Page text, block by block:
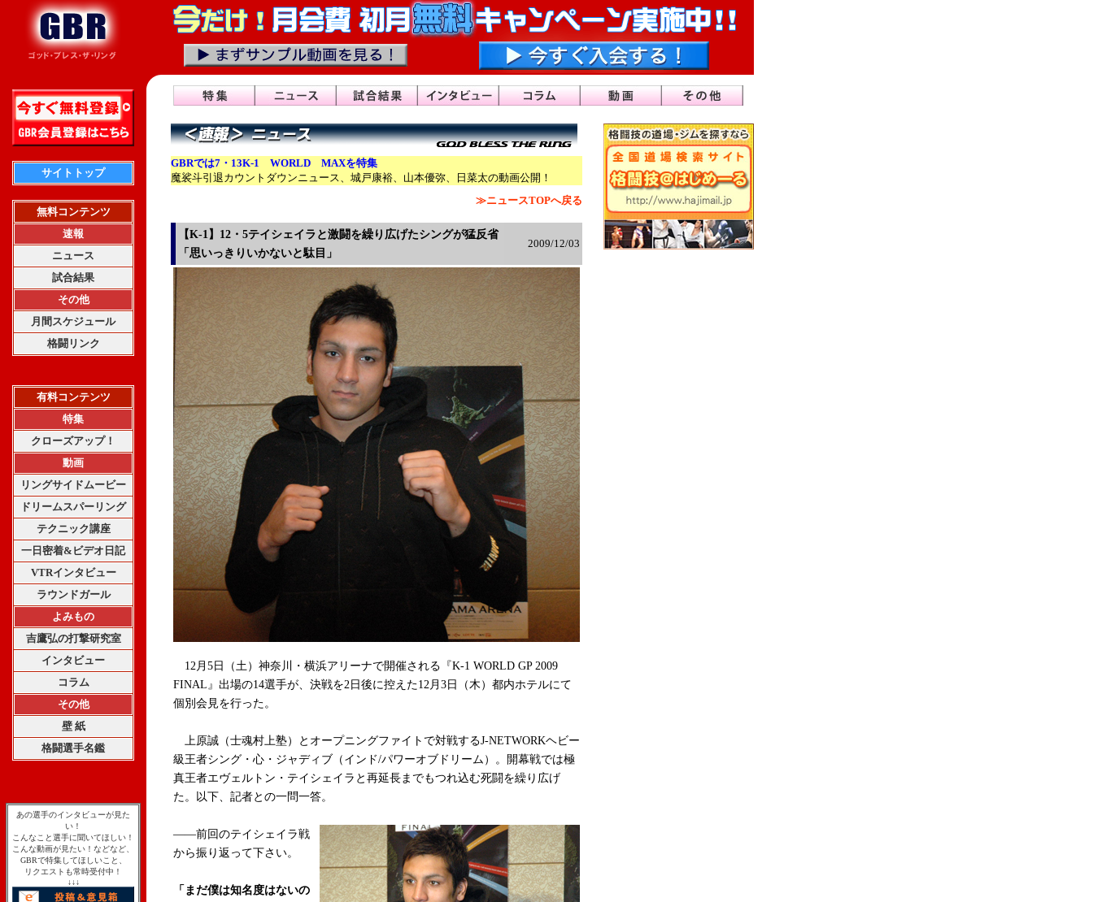
サイトトップ
無料コンテンツ
速報
ニュース
試合結果
その他
月間スケジュール
格闘リンク
有料コンテンツ
特集
クローズアップ！
動画
リングサイドムービー
ドリームスパーリング
テクニック講座
一日密着&ビデオ日記
VTRインタビュー
ラウンドガール
よみもの
吉鷹弘の打撃研究室
インタビュー
コラム
その他
壁 紙
格闘選手名鑑
あの選手のインタビューが見た
い！
こんなこと選手に聞いてほしい！
こんな動画が見たい！などなど、
GBRで特集してほしいこと、
リクエストも常時受付中！
↓↓↓
GBRでは7・13K-1 WORLD MAXを特集
魔裟斗引退カウントダウンニュース、城戸康裕、山本優弥、日菜太の動画公開！
≫ニュースTOPへ戻る
【K-1】12・5テイシェイラと激闘を繰り広げたシングが猛反省
「思いっきりいかないと駄目」
2009/12/03
12月5日（土）神奈川・横浜アリーナで開催される『K-1 WORLD GP 2009
FINAL』出場の14選手が、決戦を2日後に控えた12月3日（木）都内ホテルにて
個別会見を行った。
上原誠（士魂村上塾）とオープニングファイトで対戦するJ-NETWORKヘビー
級王者シング・心・ジャディブ（インド/パワーオブドリーム）。開幕戦では極
真王者エヴェルトン・テイシェイラと再延長までもつれ込む死闘を繰り広げ
た。以下、記者との一問一答。
――前回のテイシェイラ戦
から振り返って下さい。
「まだ僕は知名度はないの